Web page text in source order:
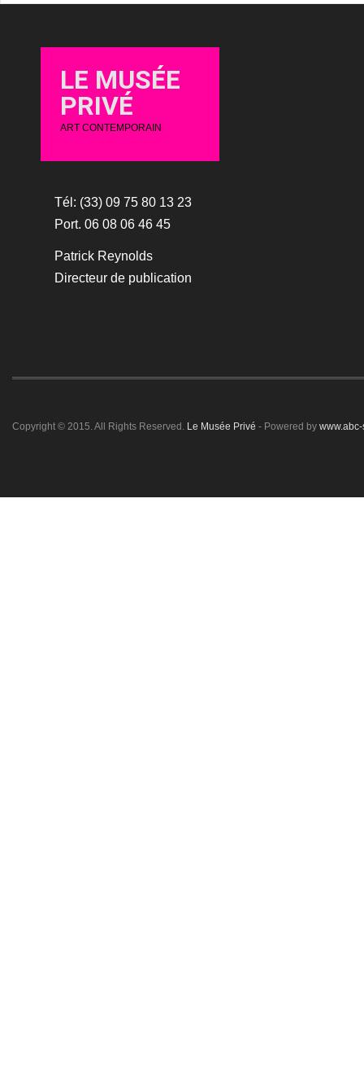
LE MUSÉE
PRIVÉ
ART CONTEMPORAIN
Tél: (33) 09 75 80 13 23
Port. 06 08 06 46 45
Patrick Reynolds
Directeur de publication
Copyright © 2015. All Rights Reserved. Le Musée Privé - Powered by